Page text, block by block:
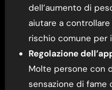
dell’aumento di
aiutare a
rischio comune per
Regolazione
Molte persone con
sensazione di fame